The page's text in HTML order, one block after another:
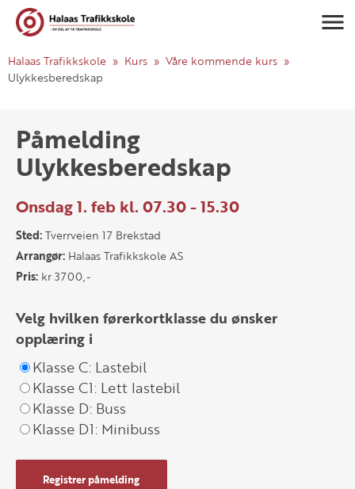
Halaas Trafikkskole Kurs
Våre kommende kurs
Ulykkesberedskap
Påmelding
Ulykkesberedskap
Onsdag 1. feb kl. 07.30 - 15.30
Sted:Tverrveien 17 Brekstad
Arrangør: Halaas Trafikkskole AS
Pris: kr 3700,-
Velg hvilken førerkortklasse du ønsker
opplæring i
Klasse C: Lastebil
Klasse C1: Lett lastebil
Klasse D: Buss
Klasse D1: Minibuss
Registrer påmelding